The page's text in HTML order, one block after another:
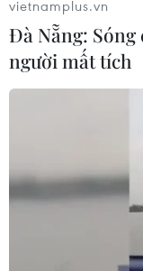
Nhà đầu tư
Tập đoàn Điện lực
hợp chặt chẽ của
tái tạo trong quá
vietnamplus.vn
Đà Nẵng: Sóng
người mất tích